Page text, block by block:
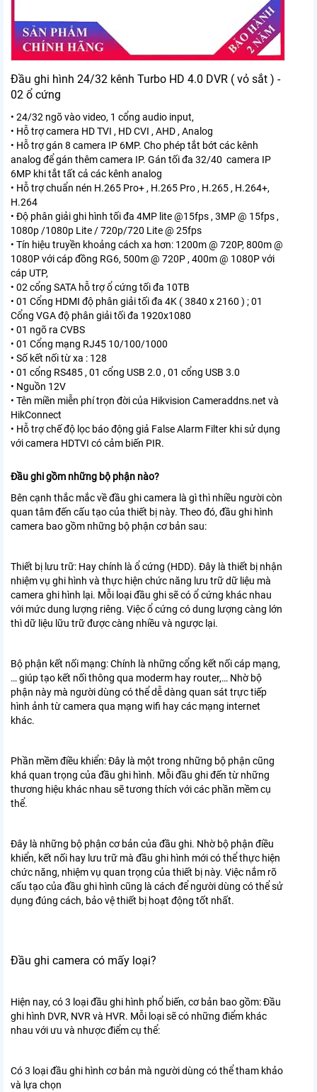
Đầu ghi hình 24/32 kênh Turbo HD 4.0 DVR ( vỏ sắt ) -
02 ổ cứng
• 24/32 ngõ vào video, 1 cổng audio input,
• Hỗ trợ camera HD TVI , HD CVI , AHD , Analog
• Hỗ trợ gán 8 camera IP 6MP. Cho phép tắt bớt các kênh
analog để gán thêm camera IP. Gán tối đa 32/40 camera IP
6MP khi tắt tất cả các kênh analog
• Hỗ trợ chuẩn nén H.265 Pro+ , H.265 Pro , H.265 , H.264+,
H.264
• Độ phân giải ghi hình tối đa 4MP lite @15fps , 3MP @ 15fps ,
1080p /1080p Lite / 720p/720 Lite @ 25fps
• Tín hiệu truyền khoảng cách xa hơn: 1200m @ 720P, 800m @
1080P với cáp đồng RG6, 500m @ 720P , 400m @ 1080P với
cáp UTP,
• 02 cổng SATA hỗ trợ ổ cứng tối đa 10TB
• 01 Cổng HDMI độ phân giải tối đa 4K ( 3840 x 2160 ) ; 01
Cổng VGA độ phân giải tối đa 1920x1080
• 01 ngõ ra CVBS
• 01 Cổng mạng RJ45 10/100/1000
• Số kết nối từ xa : 128
• 01 cổng RS485 , 01 cổng USB 2.0 , 01 cổng USB 3.0
• Nguồn 12V
• Tên miền miễn phí trọn đời của Hikvision Cameraddns.net và
HikConnect
• Hỗ trợ chế độ lọc báo động giả False Alarm Filter khi sử dụng
với camera HDTVI có cảm biến PIR.
Đầu ghi gồm những bộ phận nào?
Bên cạnh thắc mắc về đầu ghi camera là gì thì nhiều người còn
quan tâm đến cấu tạo của thiết bị này. Theo đó, đầu ghi hình
camera bao gồm những bộ phận cơ bản sau:
Thiết bị lưu trữ: Hay chính là ổ cứng (HDD). Đây là thiết bị nhận
nhiệm vụ ghi hình và thực hiện chức năng lưu trữ dữ liệu mà
camera ghi hình lại. Mỗi loại đầu ghi sẽ có ổ cứng khác nhau
với mức dung lượng riêng. Việc ổ cứng có dung lượng càng lớn
thì dữ liệu lữu trữ được càng nhiều và ngược lại.
Bộ phận kết nối mạng: Chính là những cổng kết nối cáp mạng,
… giúp tạo kết nối thông qua moderm hay router,… Nhờ bộ
phận này mà người dùng có thể dễ dàng quan sát trực tiếp
hình ảnh từ camera qua mạng wifi hay các mạng internet
khác.
Phần mềm điều khiển: Đây là một trong những bộ phận cũng
khá quan trọng của đầu ghi hình. Mỗi đầu ghi đến từ những
thương hiệu khác nhau sẽ tương thích với các phần mềm cụ
thể.
Đây là những bộ phận cơ bản của đầu ghi. Nhờ bộ phận điều
khiển, kết nối hay lưu trữ mà đầu ghi hình mới có thể thực hiện
chức năng, nhiệm vụ quan trọng của thiết bị này. Việc nắm rõ
cấu tạo của đầu ghi hình cũng là cách để người dùng có thể sử
dụng đúng cách, bảo vệ thiết bị hoạt động tốt nhất.
Đầu ghi camera có mấy loại?
Hiện nay, có 3 loại đầu ghi hình phổ biến, cơ bản bao gồm: Đầu
ghi hình DVR, NVR và HVR. Mỗi loại sẽ có những điểm khác
nhau với ưu và nhược điểm cụ thể:
Có 3 loại đầu ghi hình cơ bản mà người dùng có thể tham khảo
và lựa chọn